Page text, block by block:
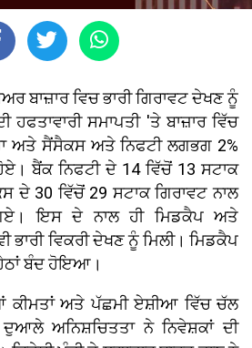
ਬਾਜ਼ਾਰ ਵਿਚ ਭਾਰੀ ਗਿਰਾਵਟ ਦੇਖਣ ਨੂੰ
ਹਫਤਾਵਾਰੀ ਸਮਾਪਤੀ 'ਤੇ ਬਾਜ਼ਾਰ ਵਿੱਚ
ਅਤੇ ਸੈਂਸੈਕਸ ਅਤੇ ਨਿਫਟੀ ਲਗਭਗ 2%
ਬੈਂਕ ਨਿਫਟੀ ਦੇ 14 ਵਿੱਚੋਂ 13 ਸਟਾਕ
ਦੇ 30 ਵਿੱਚੋਂ 29 ਸਟਾਕ ਗਿਰਾਵਟ ਨਾਲ
ਇਸ ਦੇ ਨਾਲ ਹੀ ਮਿਡਕੈਪ ਅਤੇ
ਭਾਰੀ ਵਿਕਰੀ ਦੇਖਣ ਨੂੰ ਮਿਲੀ। ਮਿਡਕੈਪ
ਬੰਦ ਹੋਇਆ।
ਅਤੇ ਪੱਛਮੀ ਏਸ਼ੀਆ ਵਿੱਚ ਚੱਲ
ਅਨਿਸ਼ਚਿਤਤਾ ਨੇ ਨਿਵੇਸ਼ਕਾਂ ਦੀ